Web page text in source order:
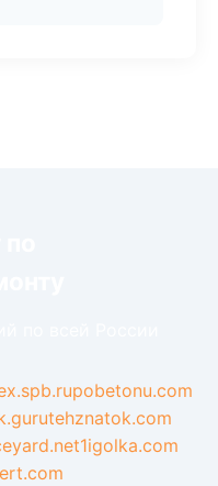
pobetonu.com
tehznatok.com
1igolka.com